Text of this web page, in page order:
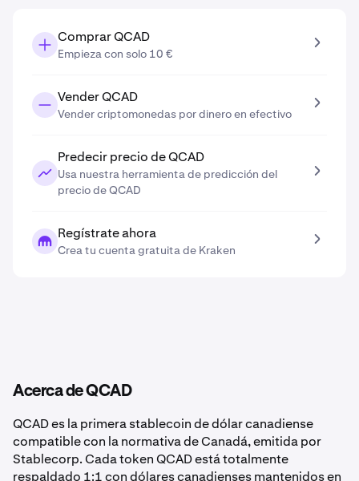
Comprar QCAD
Empieza con solo 10 €
Vender QCAD
Vender criptomonedas por dinero en efectivo
Predecir precio de QCAD
Usa nuestra herramienta de predicción del
precio de QCAD
Regístrate ahora
Crea tu cuenta gratuita de Kraken
Acerca de QCAD
QCAD es la primera stablecoin de dólar canadiense
compatible con la normativa de Canadá, emitida por
Stablecorp. Cada token QCAD está totalmente
respaldado 1:1 con dólares canadienses mantenidos en